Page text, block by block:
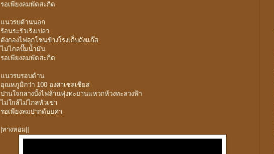
รอเพียงลมพัดสะกิด
แนวรบด้านนอก
ร้อนระรัวเริงเปลว
ดังกองไฟลุกโชนข้างโรงเก็บถังแก๊ส
ไม่ไกลปั๊มน้ำมัน
รอเพียงลมพัดสะกิด
แนวรบรอบด้าน
อุณหภูมิกว่า 100 องศาเซลเซียส
ปานใจกลางบั้งไฟล้านพุ่งทะยานแหวกห้วงทะลวงฟ้า
ไม่ใกล้ไม่ไกลหัวเข่า
รอเพียงลมปากด้อยค่า
|ทางหอม||